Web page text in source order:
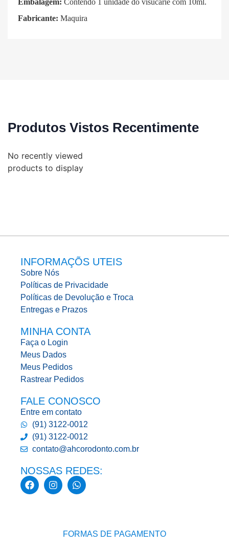
Embalagem: Contendo 1 unidade do visucarie com 10ml.
Fabricante: Maquira
Produtos Vistos Recentimente
No recently viewed
products to display
INFORMAÇÕS UTEIS
Sobre Nós
Políticas de Privacidade
Políticas de Devolução e Troca
Entregas e Prazos
MINHA CONTA
Faça o Login
Meus Dados
Meus Pedidos
Rastrear Pedidos
FALE CONOSCO
Entre em contato
(91) 3122-0012
(91) 3122-0012
contato@ahcorodonto.com.br
NOSSAS REDES:
FORMAS DE PAGAMENTO